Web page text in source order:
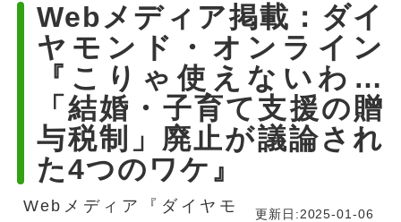
Webメディア掲載：ダイ
ヤモンド・オンライン
『こりゃ使えないわ…
「結婚・子育て支援の贈
与税制」廃止が議論され
た4つのワケ』
更新日:2025-01-06
Webメディア『ダイヤモ